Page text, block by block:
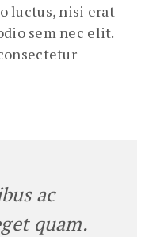
luctus, nisi erat
sem nec elit.
ac
quam.